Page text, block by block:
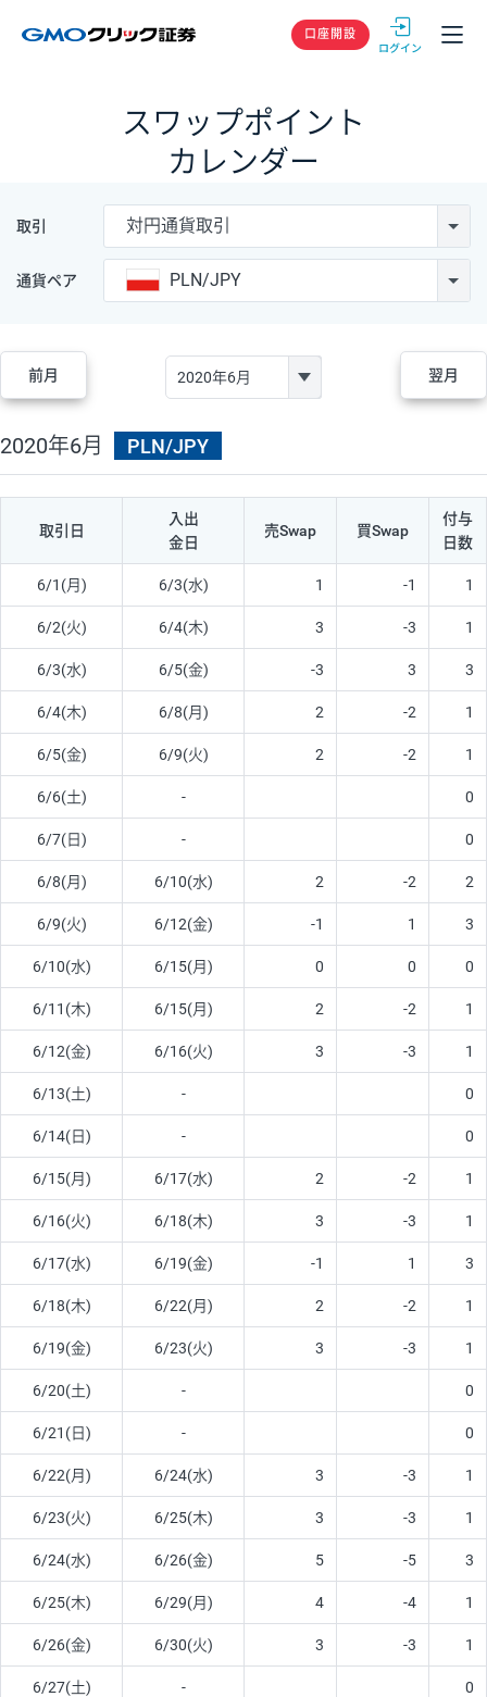
GMOクリック
口座開設
スワップポイント
カレンダー
取引 対円通貨取引
通貨ペア PLN/JPY
前月 翌月
2020年6月 PLN/JPY
取引日
入出
金日
売Swap 買Swap
付与
日数
6/1(月) 6/3(水) 1 -1 1
6/2(火) 6/4(木) 3 -3 1
6/3(水) 6/5(金) -3 3 3
6/4(木) 6/8(月) 2 -2 1
6/5(金) 6/9(火) 2 -2 1
6/6(土) - 0
6/7(日) - 0
6/8(月) 6/10(水) 2 -2 2
6/9(火) 6/12(金) -1 1 3
6/10(水) 6/15(月) 0 0 0
6/11(木) 6/15(月) 2 -2 1
6/12(金) 6/16(火) 3 -3 1
6/13(土) - 0
6/14(日) - 0
6/15(月) 6/17(水) 2 -2 1
6/16(火) 6/18(木) 3 -3 1
6/17(水) 6/19(金) -1 1 3
6/18(木) 6/22(月) 2 -2 1
6/19(金) 6/23(火) 3 -3 1
6/20(土) - 0
6/21(日) - 0
6/22(月) 6/24(水) 3 -3 1
6/23(火) 6/25(木) 3 -3 1
6/24(水) 6/26(金) 5 -5 3
6/25(木) 6/29(月) 4 -4 1
6/26(金) 6/30(火) 3 -3 1
6/27(土) - 0